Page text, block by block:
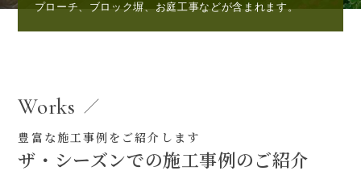
プローチ、ブロック塀、お庭工事などが含まれます。
Works
豊富な施工事例をご紹介します
ザ・シーズンでの施工事例のご紹介